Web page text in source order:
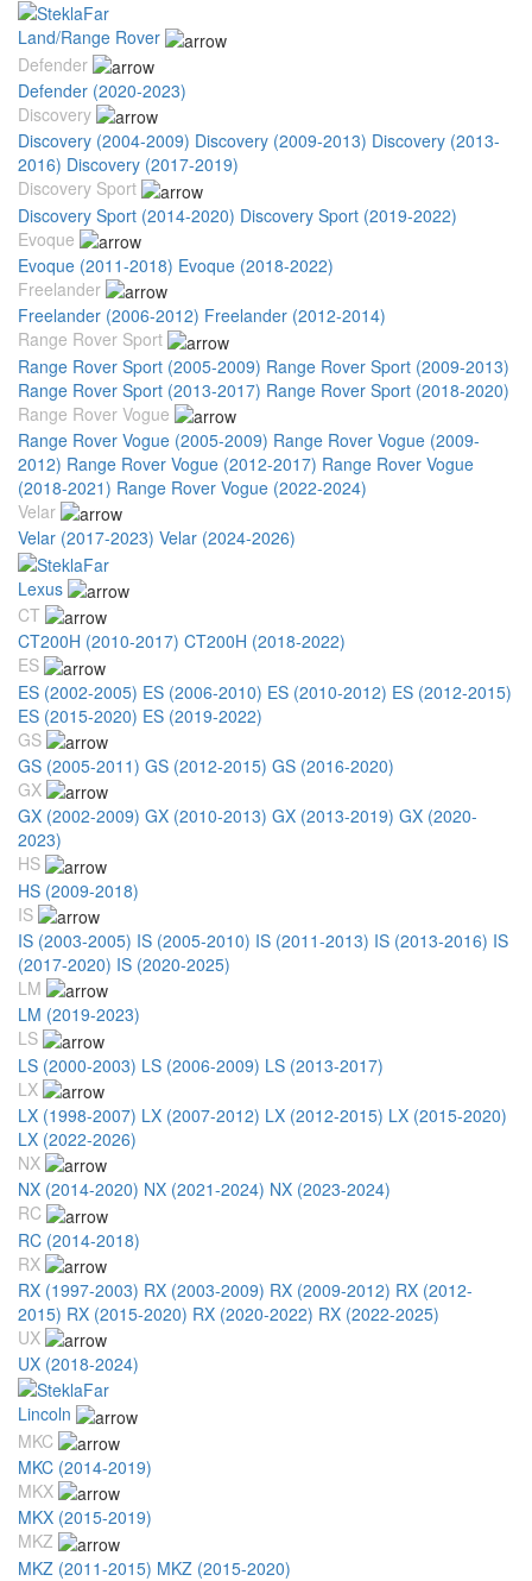
Land/Range Rover
Defender
Defender (2020-2023)
Discovery
Discovery (2004-2009) Discovery (2009-2013) Discovery (2013-
2016) Discovery (2017-2019)
Discovery Sport
Discovery Sport (2014-2020) Discovery Sport (2019-2022)
Evoque
Evoque (2011-2018) Evoque (2018-2022)
Freelander
Freelander (2006-2012) Freelander (2012-2014)
Range Rover Sport
Range Rover Sport (2005-2009) Range Rover Sport (2009-2013)
Range Rover Sport (2013-2017) Range Rover Sport (2018-2020)
Range Rover Vogue
Range Rover Vogue (2005-2009) Range Rover Vogue (2009-
2012) Range Rover Vogue (2012-2017) Range Rover Vogue
(2018-2021) Range Rover Vogue (2022-2024)
Velar
Velar (2017-2023) Velar (2024-2026)
Lexus
CT
CT200H (2010-2017) CT200H (2018-2022)
ES
ES (2002-2005) ES (2006-2010) ES (2010-2012) ES (2012-2015)
ES (2015-2020) ES (2019-2022)
GS
GS (2005-2011) GS (2012-2015) GS (2016-2020)
GX
GX (2002-2009) GX (2010-2013) GX (2013-2019) GX (2020-
2023)
HS
HS (2009-2018)
IS
IS (2003-2005) IS (2005-2010) IS (2011-2013) IS (2013-2016) IS
(2017-2020) IS (2020-2025)
LM
LM (2019-2023)
LS
LS (2000-2003) LS (2006-2009) LS (2013-2017)
LX
LX (1998-2007) LX (2007-2012) LX (2012-2015) LX (2015-2020)
LX (2022-2026)
NX
NX (2014-2020) NX (2021-2024) NX (2023-2024)
RC
RC (2014-2018)
RX
RX (1997-2003) RX (2003-2009) RX (2009-2012) RX (2012-
2015) RX (2015-2020) RX (2020-2022) RX (2022-2025)
UX
UX (2018-2024)
Lincoln
MKC
MKC (2014-2019)
MKX
MKX (2015-2019)
MKZ
MKZ (2011-2015) MKZ (2015-2020)